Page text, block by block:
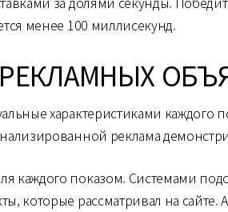
менее 100 миллисекунд.
характеристиками каждого
реклама
показом. Системами
которые рассматривал на